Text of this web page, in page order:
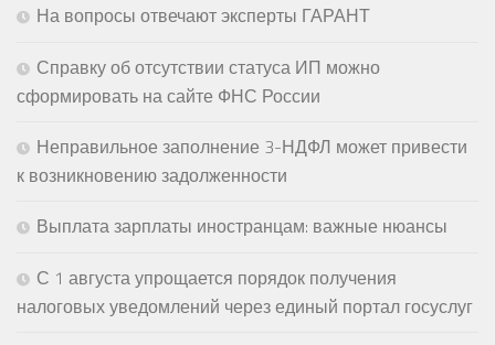
На вопросы отвечают эксперты ГАРАНТ
Справку об отсутствии статуса ИП можно
сформировать на сайте ФНС России
Неправильное заполнение 3-НДФЛ может привести
к возникновению задолженности
Выплата зарплаты иностранцам: важные нюансы
С 1 августа упрощается порядок получения
налоговых уведомлений через единый портал госуслуг